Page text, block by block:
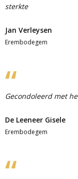
sterkte
Jan Verleysen
Erembodegem
Gecondoleerd met
De Leeneer Gisele
Erembodegem